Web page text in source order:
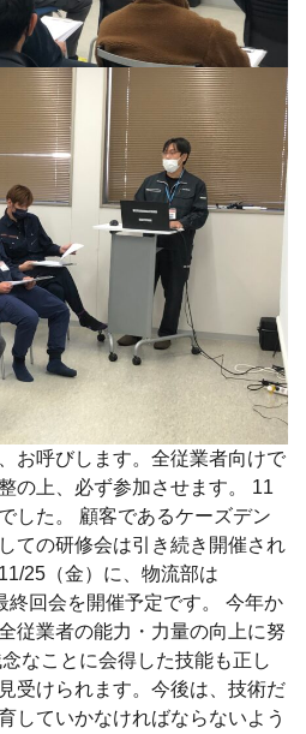
お呼びします。全従業者向けで
の上、必ず参加させます。 11
した。 顧客であるケーズデン
ての研修会は引き続き開催され
25（金）に、物流部は
終回会を開催予定です。 今年か
従業者の能力・力量の向上に努
なことに会得した技能も正し
受けられます。今後は、技術だ
していかなければならないよう